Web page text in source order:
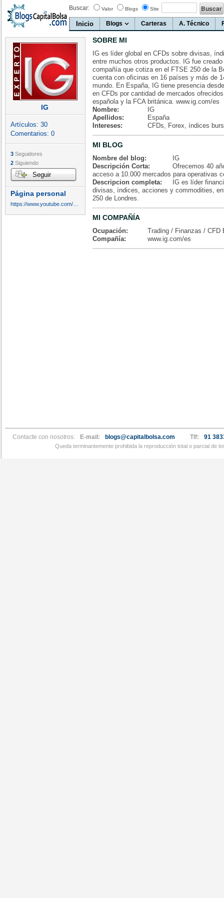
Buscar: Valor Blogs Site
Inicio Blogs Carteras A. Técnico
IG
Artículos: 30
Comentarios: 0
3 Seguidores
2 Siguiendo
Seguir
Página personal
SOBRE MI
IG es líder global en CFDs sobre divisas,
entre muchos otros productos. IG fue
compañía que cotiza en el FTSE 250 de la
cuenta con oficinas en 16 países y más de
mundo. En España, IG tiene presencia
en CFDs por cantidad de mercados
española y la FCA británica. www.ig.com/es
Nombre:
IG
Apellidos:
España
Intereses:
CFDs, Forex, índices
MI BLOG
Nombre del blog:
IG
Descripción Corta:
Ofrecemos 40
acceso a 10.000 mercados para operativas
Descripcion completa:
IG es líder
divisas, índices, acciones y commodities,
250 de Londres.
MI COMPAÑÍA
Ocupación:
Trading / Finanzas / CFD
Compañía:
www.ig.com/es
Contacte con nosotros: E-mail: blogs@capitalbolsa.com Tlf: 91
Queda terminantemente prohibida la reproducción total o parcial de